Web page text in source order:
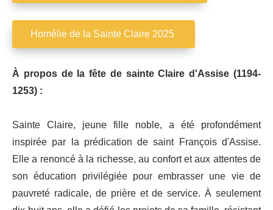
Homélie de la Sainte Claire 2025
À propos de la fête de sainte Claire d'Assise (1194-
1253) :
Sainte Claire, jeune fille noble, a été profondément
inspirée par la prédication de saint François d'Assise.
Elle a renoncé à la richesse, au confort et aux attentes de
son éducation privilégiée pour embrasser une vie de
pauvreté radicale, de prière et de service. À seulement